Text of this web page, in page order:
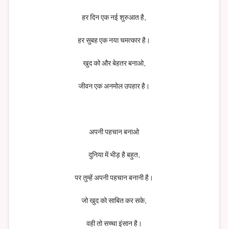
हर दिन एक नई शुरुआत है,
हर सुबह एक नया चमत्कार है।
खुद को और बेहतर बनाओ,
जीवन एक अनमोल उपहार है।
अपनी पहचान बनाओ
दुनिया में भीड़ है बहुत,
पर तुम्हें अपनी पहचान बनानी है।
जो खुद को साबित कर सके,
वही तो सच्चा इंसान है।